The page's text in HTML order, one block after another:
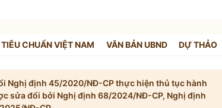
TIÊU CHUẨN VIỆT NAM VĂN BẢN UBND DỰ THẢO
Nghị định 45/2020/NĐ-CP thực hiện thủ tục hành
sửa đổi bởi Nghị định 68/2024/NĐ-CP, Nghị định